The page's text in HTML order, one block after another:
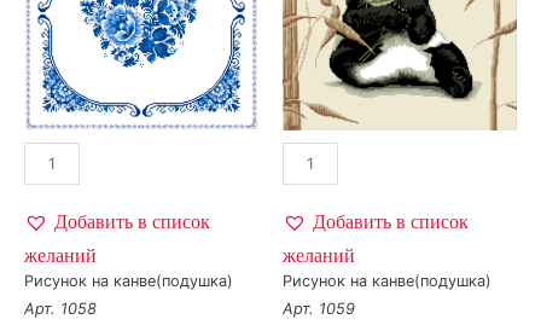
Добавить в список
желаний
Рисунок на канве(подушка)
Арт. 1058
Добавить в список
желаний
Рисунок на канве(подушка)
Арт. 1059